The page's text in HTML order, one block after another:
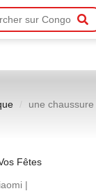
une
Fêtes
|